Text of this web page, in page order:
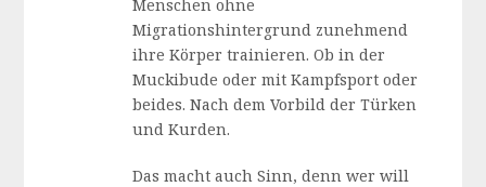
Menschen ohne
Migrationshintergrund zunehmend
ihre Körper trainieren. Ob in der
Muckibude oder mit Kampfsport oder
beides. Nach dem Vorbild der Türken
und Kurden.
Das macht auch Sinn, denn wer will